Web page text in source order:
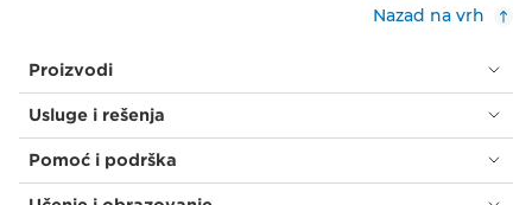
Nazad na vrh
Proizvodi
Usluge i rešenja
Pomoć i podrška